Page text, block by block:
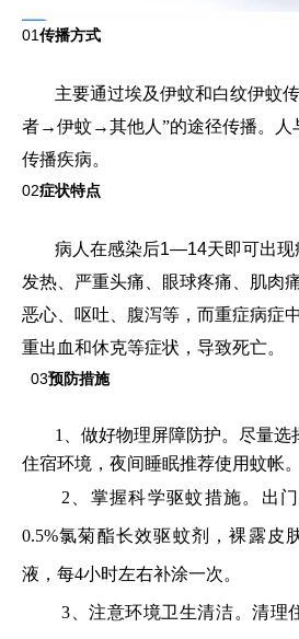
01传播方式
主要通过埃及伊蚊和白纹伊蚊
者→伊蚊→其他人”的途径传播。人
传播疾病。
02症状特点
病人在感染后1—14天即可出现
发热、严重头痛、眼球疼痛、肌肉
恶心、呕吐、腹泻等，而重症病症
重出血和休克等症状，导致死亡。
03预防措施
1、做好物理屏障防护。尽量选
住宿环境，夜间睡眠推荐使用蚊帐。
2、掌握科学驱蚊措施。出
0.5%氯菊酯长效驱蚊剂，裸露皮
液，每4小时左右补涂一次。
3、注意环境卫生清洁。清理